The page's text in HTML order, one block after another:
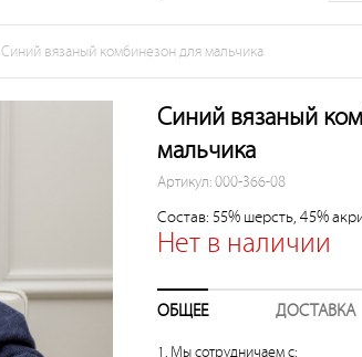
Синий вязаный комбинезон для мальчика
Синий вязаный
мальчика
Артикул: 000-366-08
Состав: 55% шерсть, 45%
Нет в наличии
ОБЩЕЕ ДОСТАВКА
1. Мы сотрудничаем с: